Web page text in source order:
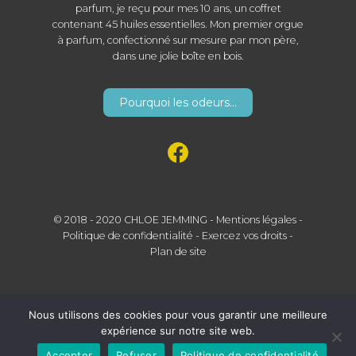
parfum, je reçu pour mes 10 ans, un coffret
contenant 45 huiles essentielles. Mon premier orgue
à parfum, confectionné sur mesure par mon père,
dans une jolie boîte en bois.
Pourquoi les odeurs...
© 2018 - 2020 CHLOE JEMMING - Mentions légales -
Politique de confidentialité - Exercez vos droits -
Plan de site
Nous utilisons des cookies pour vous garantir une meilleure
expérience sur notre site web.